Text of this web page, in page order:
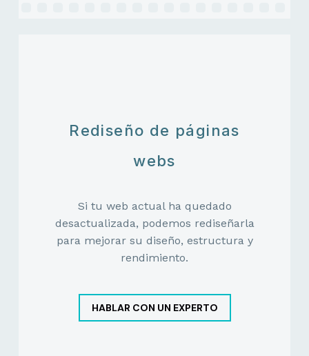
Rediseño de páginas
webs
Si tu web actual ha quedado
desactualizada, podemos rediseñarla
para mejorar su diseño, estructura y
rendimiento.
HABLAR CON UN EXPERTO